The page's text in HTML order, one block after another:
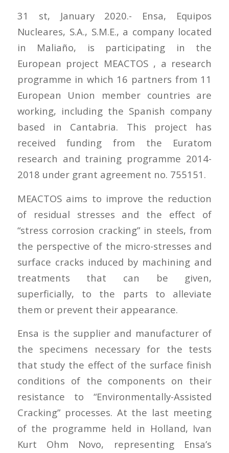
31 st, January 2020.- Ensa, Equipos
Nucleares, S.A., S.M.E., a company located
in Maliaño, is participating in the
European project MEACTOS , a research
programme in which 16 partners from 11
European Union member countries are
working, including the Spanish company
based in Cantabria. This project has
received funding from the Euratom
research and training programme 2014-
2018 under grant agreement no. 755151.
MEACTOS aims to improve the reduction
of residual stresses and the effect of
“stress corrosion cracking” in steels, from
the perspective of the micro-stresses and
surface cracks induced by machining and
treatments that can be given,
superficially, to the parts to alleviate
them or prevent their appearance.
Ensa is the supplier and manufacturer of
the specimens necessary for the tests
that study the effect of the surface finish
conditions of the components on their
resistance to “Environmentally-Assisted
Cracking” processes. At the last meeting
of the programme held in Holland, Ivan
Kurt Ohm Novo, representing Ensa’s